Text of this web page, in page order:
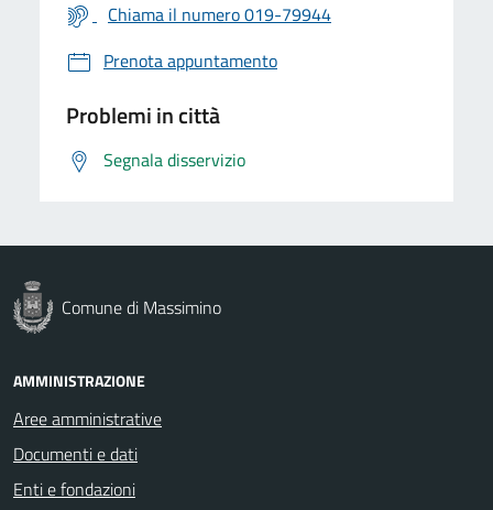
Chiama il numero 019-79944
Prenota appuntamento
Problemi in città
Segnala disservizio
Comune di Massimino
AMMINISTRAZIONE
Aree amministrative
Documenti e dati
Enti e fondazioni